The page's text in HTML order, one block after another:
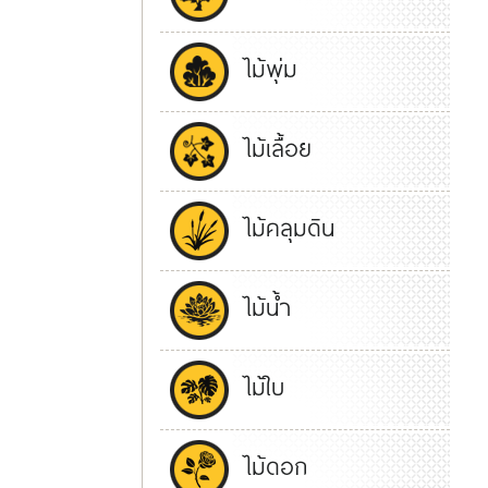
ไม้พุ่ม
ไม้เลื้อย
ไม้คลุมดิน
ไม้น้ำ
ไม้ใบ
ไม้ดอก